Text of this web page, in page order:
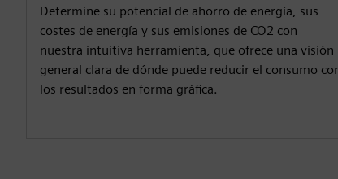
Determine su potencial de ahorro de energía, sus
costes de energía y sus emisiones de CO2 con
nuestra intuitiva herramienta, que ofrece una visión
general clara de dónde puede reducir el consumo
los resultados en forma gráfica.